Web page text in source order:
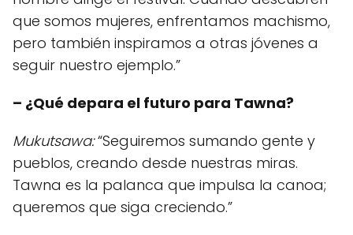
que somos mujeres, enfrentamos machismo,
pero también inspiramos a otras jóvenes a
seguir nuestro ejemplo.”
– ¿Qué depara el futuro para Tawna?
Mukutsawa:“Seguiremos sumando gente y
pueblos, creando desde nuestras miras.
Tawna es la palanca que impulsa la canoa;
queremos que siga creciendo.”